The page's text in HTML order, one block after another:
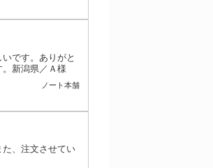
です。ありがと
新潟県／Ａ様
ノート本舗
、注文させてい